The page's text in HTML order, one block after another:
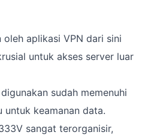
aplikasi VPN dari sini
untuk akses server luar
sudah memenuhi
keamanan data.
sangat terorganisir,